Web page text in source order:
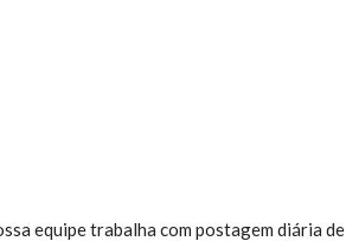
equipe trabalha com postagem diária de